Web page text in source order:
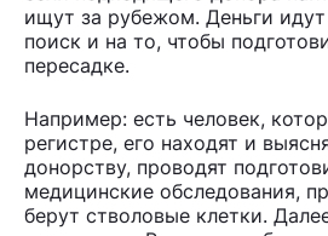
ищут за рубежом. Деньги
поиск и на то, чтобы
пересадке.
Например: есть человек,
регистре, его находят и
донорству, проводят
медицинские обследования,
берут стволовые клетки.